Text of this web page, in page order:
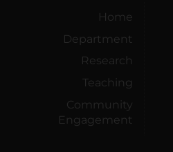
Home
Department
Research
Teaching
Community
Engagement